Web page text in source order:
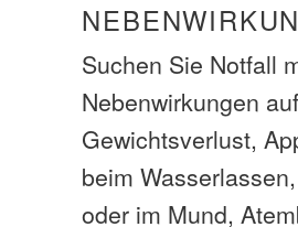
Suchen Sie Notfall
Nebenwirkungen
Gewichtsverlust,
beim
oder im Mund,